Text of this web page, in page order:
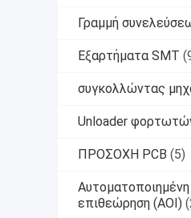
Γραμμή
Εξαρτήματα SMT
συγκολλώντας
Unloader
ΠΡΟΣΟΧΗ PCB (5)
επιθεώρηση (AOI)